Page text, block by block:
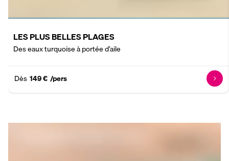
LES PLUS BELLES PLAGES
Des eaux turquoise à portée d’aile
Dès 149 € /pers